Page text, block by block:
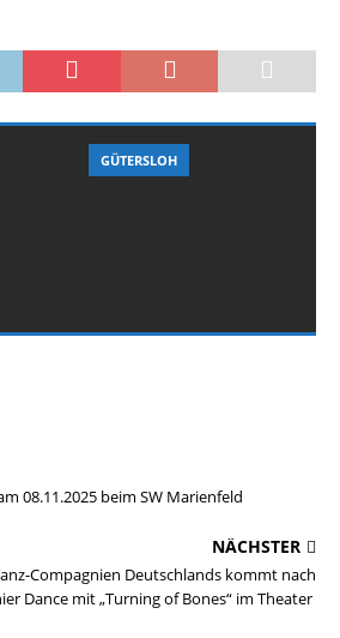
GÜTERSLOH
08.11.2025 beim SW Marienfeld
NÄCHSTER
Compagnien Deutschlands kommt nach
Dance mit „Turning of Bones“ im Theater